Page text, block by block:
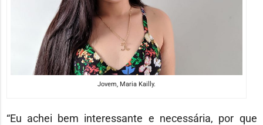
Jovem, Maria Kailly.
“Eu achei bem interessante e necessária, por que